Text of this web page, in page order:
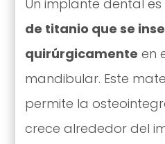
Un implante dental es
de titanio que se
quirúrgicamente en
mandibular. Este
permite la
crece alrededor del